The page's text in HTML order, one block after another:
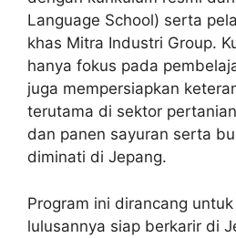
Language School) serta
khas Mitra Industri Group.
hanya fokus pada
juga mempersiapkan
terutama di sektor
dan panen sayuran serta
diminati di Jepang.
Program ini dirancang
lulusannya siap berkarir di